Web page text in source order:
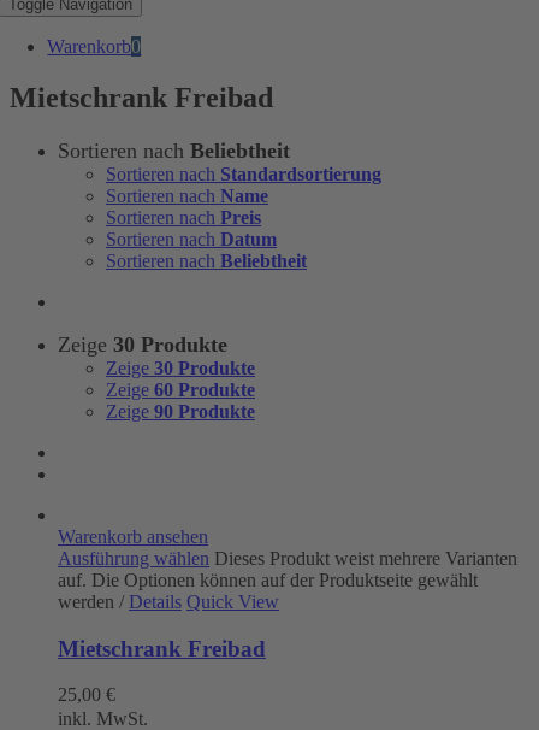
Toggle Navigation
Warenkorb0
Mietschrank Freibad
Sortieren nach Beliebtheit
Sortieren nach Standardsortierung
Sortieren nach Name
Sortieren nach Preis
Sortieren nach Datum
Sortieren nach Beliebtheit
Zeige 30 Produkte
Zeige 30 Produkte
Zeige 60 Produkte
Zeige 90 Produkte
Warenkorb ansehen
Ausführung wählen Dieses Produkt weist mehrere Varianten
auf. Die Optionen können auf der Produktseite gewählt
werden / Details Quick View
Mietschrank Freibad
25,00 €
inkl. MwSt.